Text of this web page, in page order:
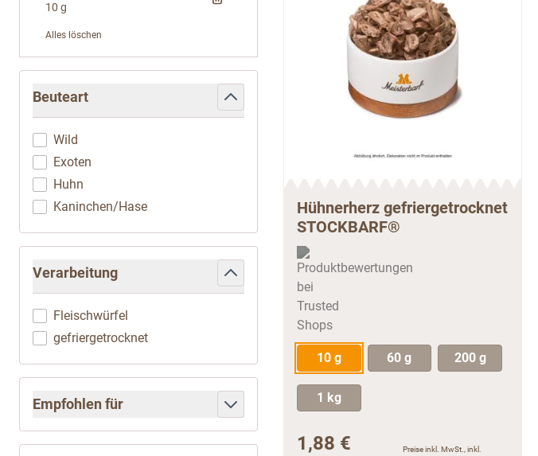
10 g
Alles löschen
Beuteart
filter
Wild
Exoten
Huhn
Kaninchen/Hase
Verarbeitung
filter
Fleischwürfel
gefriergetrocknet
Empfohlen für
Hühnerherz gefriergetrocknet
STOCKBARF®
10 g 60 g 200 g
1 kg
1,88 €
Preise inkl. MwSt., inkl.